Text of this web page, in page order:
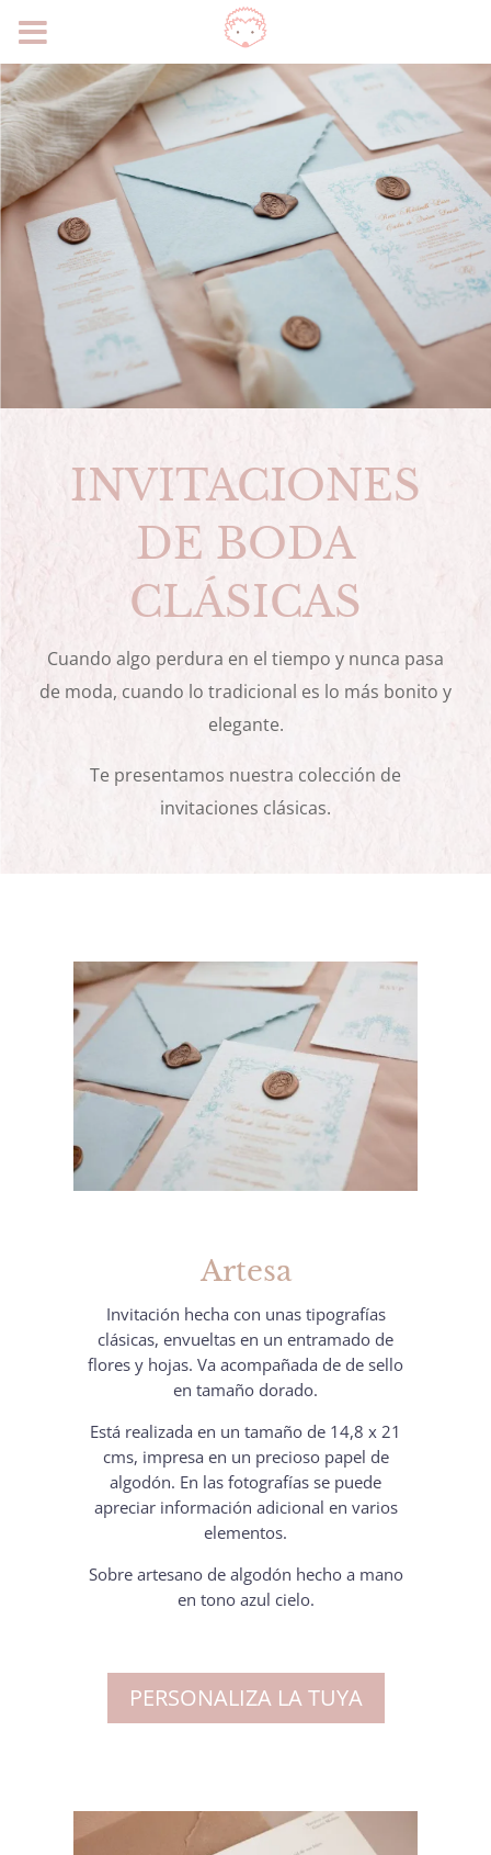
INVITACIONES
DE BODA
CLÁSICAS
Cuando algo perdura en el tiempo y nunca pasa
de moda, cuando lo tradicional es lo más bonito y
elegante.
Te presentamos nuestra colección de
invitaciones clásicas.
Artesa
Invitación hecha con unas tipografías
clásicas, envueltas en un entramado de
flores y hojas. Va acompañada de de sello
en tamaño dorado.
Está realizada en un tamaño de 14,8 x 21
cms, impresa en un precioso papel de
algodón. En las fotografías se puede
apreciar información adicional en varios
elementos.
Sobre artesano de algodón hecho a mano
en tono azul cielo.
PERSONALIZA LA TUYA